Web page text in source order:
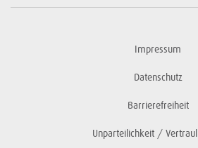
Impressum
Datenschutz
Barrierefreiheit
Unparteilichkeit /